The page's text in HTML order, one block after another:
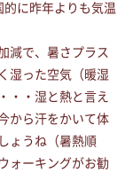
に昨年よりも気温
減で、暑さプラス
湿った空気（暖湿
・・湿と熱と言え
から汗をかいて体
ょうね（暑熱順
ォーキングがお勧